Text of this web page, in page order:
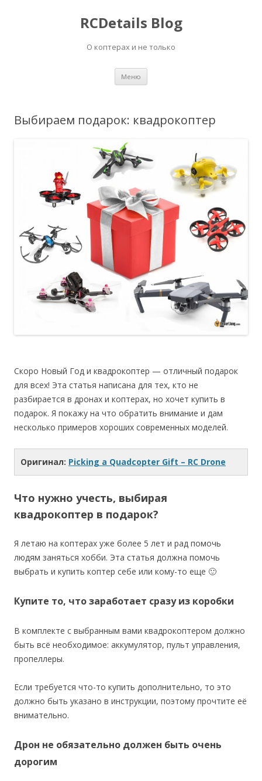
RCDetails Blog
О коптерах и не только
Меню
Выбираем подарок: квадрокоптер
Скоро Новый Год и квадрокоптер — отличный подарок
для всех! Эта статья написана для тех, кто не
разбирается в дронах и коптерах, но хочет купить в
подарок. Я покажу на что обратить внимание и дам
несколько примеров хороших современных моделей.
Оригинал: Picking a Quadcopter Gift – RC Drone
Что нужно учесть, выбирая
квадрокоптер в подарок?
Я летаю на коптерах уже более 5 лет и рад помочь
людям заняться хобби. Эта статья должна помочь
выбрать и купить коптер себе или кому-то еще 🙂
Купите то, что заработает сразу из коробки
В комплекте с выбранным вами квадрокоптером должно
быть всё необходимое: аккумулятор, пульт управления,
пропеллеры.
Если требуется что-то купить дополнительно, то это
должно быть указано в инструкции, поэтому прочтите её
внимательно.
Дрон не обязательно должен быть очень
дорогим